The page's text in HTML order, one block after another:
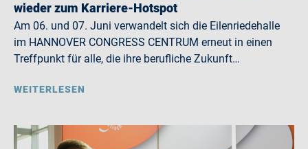
wieder zum Karriere-Hotspot
Am 06. und 07. Juni verwandelt sich die Eilenriedehalle
im HANNOVER CONGRESS CENTRUM erneut in einen
Treffpunkt für alle, die ihre berufliche Zukunft…
WEITERLESEN